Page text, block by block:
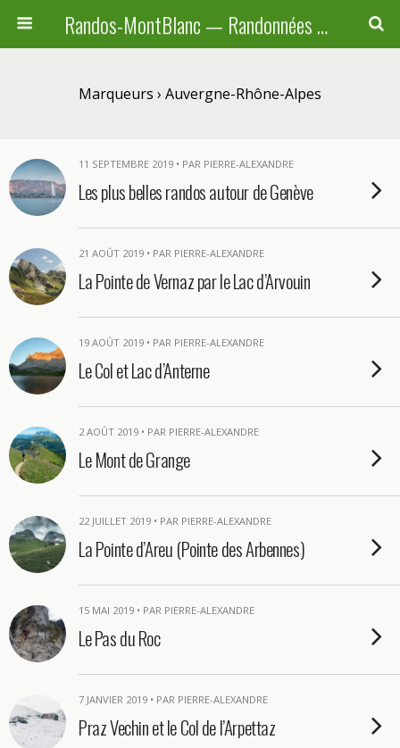
Randos-MontBlanc — Randonnées pédestres familiales en Haute-Savoie, Suisse et Italie
Marqueurs › Auvergne-Rhône-Alpes
11 SEPTEMBRE 2019 • PAR PIERRE-ALEXANDRE
Les plus belles randos autour de Genève
21 AOÛT 2019 • PAR PIERRE-ALEXANDRE
La Pointe de Vernaz par le Lac d’Arvouin
19 AOÛT 2019 • PAR PIERRE-ALEXANDRE
Le Col et Lac d’Anterne
2 AOÛT 2019 • PAR PIERRE-ALEXANDRE
Le Mont de Grange
22 JUILLET 2019 • PAR PIERRE-ALEXANDRE
La Pointe d’Areu (Pointe des Arbennes)
15 MAI 2019 • PAR PIERRE-ALEXANDRE
Le Pas du Roc
7 JANVIER 2019 • PAR PIERRE-ALEXANDRE
Praz Vechin et le Col de l’Arpettaz